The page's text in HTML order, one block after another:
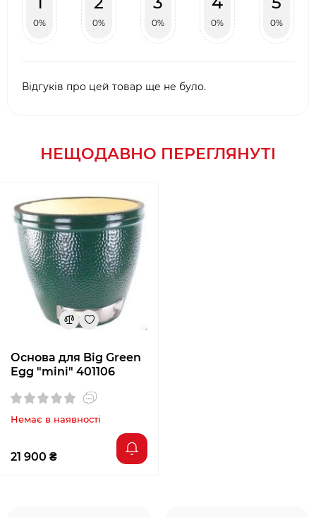
0% 0% 0% 0% 0%
Відгуків про цей товар ще не було.
НЕЩОДАВНО ПЕРЕГЛЯНУТІ
Основа для Big Green
Egg "mini" 401106
Немає в наявності
21 900 ₴